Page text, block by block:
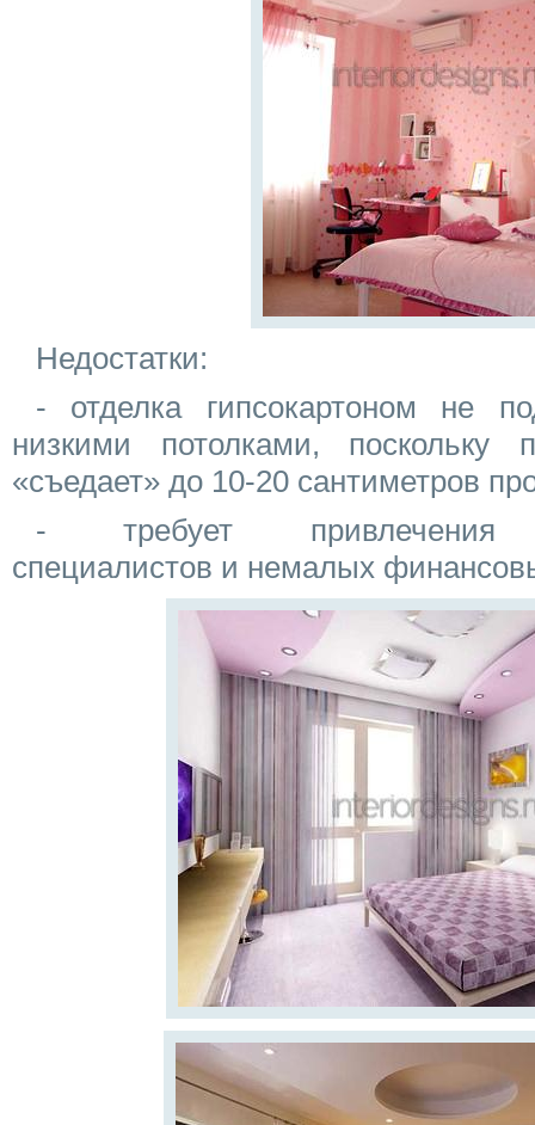
Недостатки:
- отделка гипсокартоном не
низкими потолками, поскольку
«съедает» до 10-20 сантиметров
- требует привлечения
специалистов и немалых